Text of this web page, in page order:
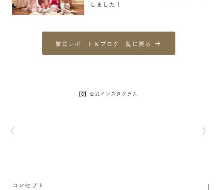
しました！
挙式レポート＆ブログ一覧に戻る
公式インスタグラム
コンセプト